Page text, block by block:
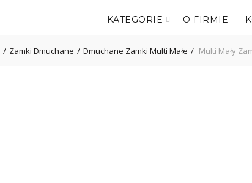
KATEGORIE O FIRMIE
Zamki Dmuchane Dmuchane Zamki Multi Małe Multi Mały